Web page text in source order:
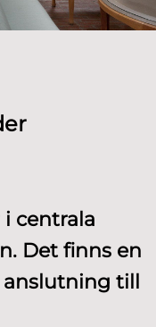
centrala
Det finns en
till